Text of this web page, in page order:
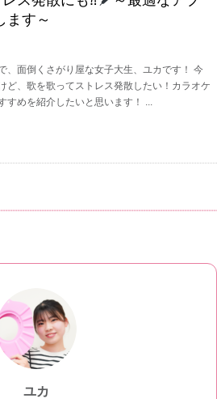
ます～
、面倒くさがり屋な女子大生、ユカです！ 今
ど、歌を歌ってストレス発散したい！カラオケ
めを紹介したいと思います！ ...
ユカ